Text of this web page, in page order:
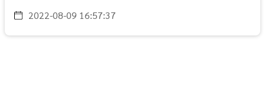
2022-08-09 16:57:37